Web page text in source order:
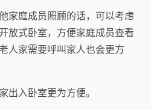
家庭成员照顾的话，可以考虑
放式卧室，方便家庭成员查看
人家需要呼叫家人也会更方
出入卧室更为方便。